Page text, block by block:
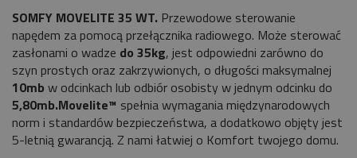
SOMFY MOVELITE 35 WT. Przewodowe sterowanie
napędem za pomocą przełącznika radiowego. Może sterować
zasłonami o wadze do 35kg, jest odpowiedni zarówno do
szyn prostych oraz zakrzywionych, o długości maksymalnej
10mb w odcinkach lub odbiór osobisty w jednym odcinku do
5,80mb.Movelite™ spełnia wymagania międzynarodowych
norm i standardów bezpieczeństwa, a dodatkowo objęty jest
5-letnią gwarancją. Z nami łatwiej o Komfort twojego domu.